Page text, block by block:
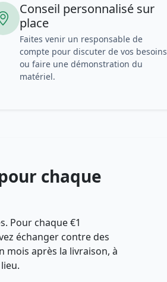
Conseil personnalisé sur
place
Faites venir un responsable de
compte pour discuter de vos besoins
ou faire une démonstration du
matériel.
chaque
Pour chaque €1
échanger contre des
mois après la livraison, à